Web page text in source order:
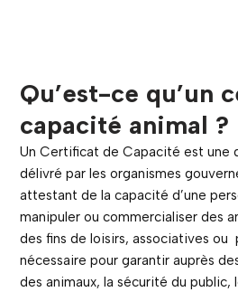
Qu’est-ce qu’un
capacité animal ?
Un Certificat de Capacité est une
délivré par les organismes
attestant de la capacité d’une
manipuler ou commercialiser des
des fins de loisirs, associatives ou
nécessaire pour garantir auprès
des animaux, la sécurité du public,